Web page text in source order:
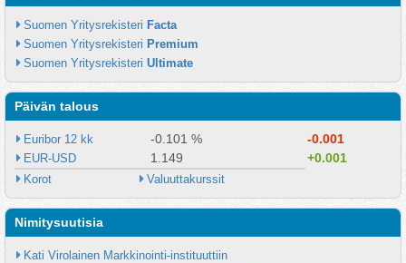
Suomen Yritysrekisteri Facta
Suomen Yritysrekisteri Premium
Suomen Yritysrekisteri Ultimate
Päivän talous
Euribor 12 kk -0.101 % -0.001
EUR-USD 1.149 +0.001
Korot Valuuttakurssit
Nimitysuutisia
Kati Virolainen Markkinointi-instituuttiin